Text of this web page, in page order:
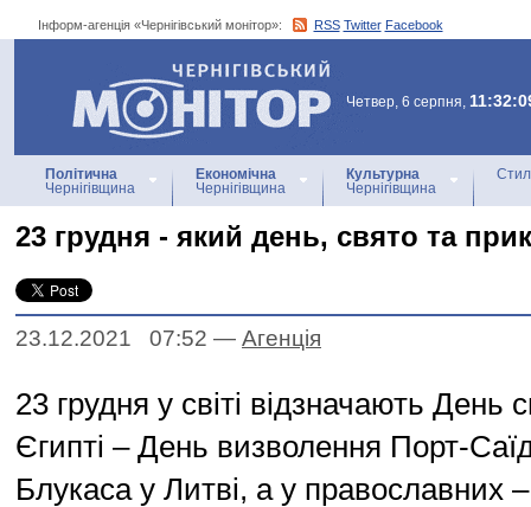
Інформ-агенція «Чернігівський монітор»: RSS Twitter Facebook
Інформ-агенція
«Чернігівський монітор»
Четвер, 6 серпня,
Політична
Чернігівщина
Економічна
Чернігівщина
Культурна
Чернігівщина
23 грудня - який день, свято та
23.12.2021 07:52 — Агенцiя
23 грудня у світі відзначають День
Єгипті – День визволення Порт-
Блукаса у Литві, а у православних